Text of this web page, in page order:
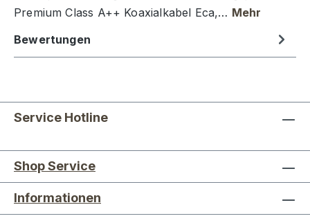
Premium Class A++ Koaxialkabel Eca,… Mehr
Bewertungen
Service Hotline
Shop Service
Informationen